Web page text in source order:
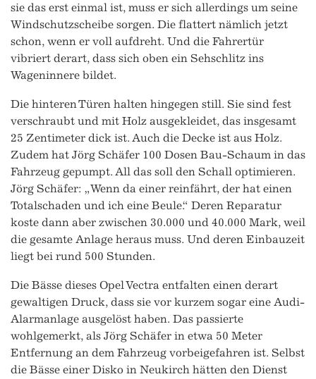
sie das erst einmal ist, muss er sich allerdings um seine
Windschutzscheibe sorgen. Die flattert nämlich jetzt
schon, wenn er voll aufdreht. Und die Fahrertür
vibriert derart, dass sich oben ein Sehschlitz ins
Wageninnere bildet.
Die hinteren Türen halten hingegen still. Sie sind fest
verschraubt und mit Holz ausgekleidet, das insgesamt
25 Zentimeter dick ist. Auch die Decke ist aus Holz.
Zudem hat Jörg Schäfer 100 Dosen Bau-Schaum in das
Fahrzeug gepumpt. All das soll den Schall optimieren.
Jörg Schäfer: „Wenn da einer reinfährt, der hat einen
Totalschaden und ich eine Beule.“ Deren Reparatur
koste dann aber zwischen 30.000 und 40.000 Mark, weil
die gesamte Anlage heraus muss. Und deren Einbauzeit
liegt bei rund 500 Stunden.
Die Bässe dieses Opel Vectra entfalten einen derart
gewaltigen Druck, dass sie vor kurzem sogar eine Audi-
Alarmanlage ausgelöst haben. Das passierte
wohlgemerkt, als Jörg Schäfer in etwa 50 Meter
Entfernung an dem Fahrzeug vorbeigefahren ist. Selbst
die Bässe einer Disko in Neukirch hätten den Dienst